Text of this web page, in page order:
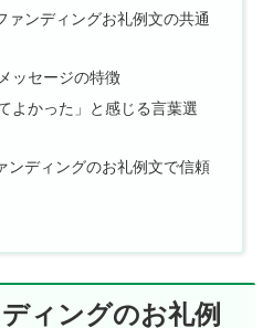
ァンディングお礼例文の共通
ッセージの特徴
よかった」と感じる言葉選
ンディングのお礼例文で信頼
ィングのお礼例